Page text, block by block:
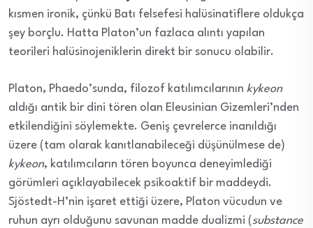
kısmen ironik, çünkü Batı felsefesi halüsinatiflere oldukça
şey borçlu. Hatta Platon’un fazlaca alıntı yapılan
teorileri halüsinojeniklerin direkt bir sonucu olabilir.
Platon, Phaedo’sunda, filozof katılımcılarının kykeon
aldığı antik bir dini tören olan Eleusinian Gizemleri’nden
etkilendiğini söylemekte. Geniş çevrelerce inanıldığı
üzere (tam olarak kanıtlanabileceği düşünülmese de)
kykeon, katılımcıların tören boyunca deneyimlediği
görümleri açıklayabilecek psikoaktif bir maddeydi.
Sjöstedt-H’nin işaret ettiği üzere, Platon vücudun ve
ruhun ayrı olduğunu savunan madde dualizmi (substance